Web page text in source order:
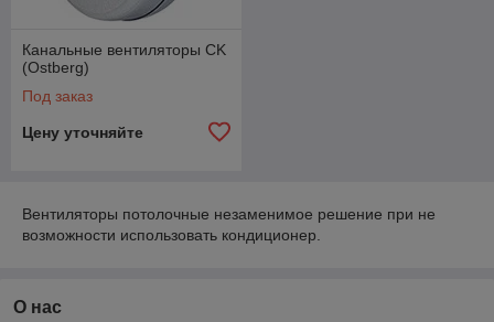
Канальные вентиляторы CK
(Ostberg)
Под заказ
Цену уточняйте
Вентиляторы потолочные незаменимое решение при не
возможности использовать кондиционер.
О нас